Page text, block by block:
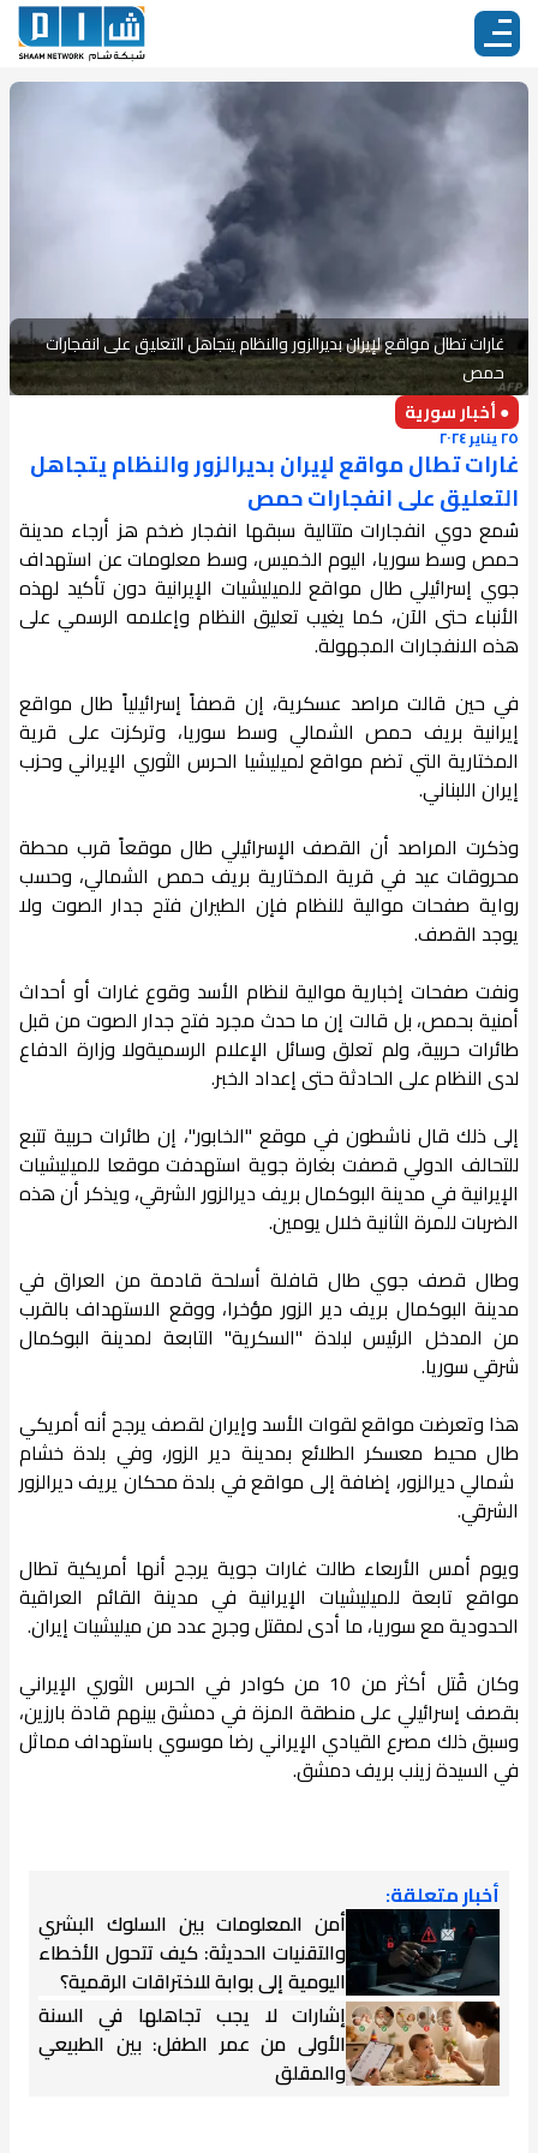
غارات تطال مواقع لإيران بديرالزور والنظام يتجاهل التعليق على انفجارات
حمص
● أخبار سورية
٢٥ يناير ٢٠٢٤
غارات تطال مواقع لإيران بديرالزور والنظام يتجاهل
التعليق على انفجارات حمص
سُمع دوي انفجارات متتالية سبقها انفجار ضخم هز أرجاء مدينة
حمص وسط سوريا، اليوم الخميس، وسط معلومات عن استهداف
جوي إسرائيلي طال مواقع للميليشيات الإيرانية دون تأكيد لهذه
الأنباء حتى الآن، كما يغيب تعليق النظام وإعلامه الرسمي على
هذه الانفجارات المجهولة.
في حين قالت مراصد عسكرية، إن قصفاً إسرائيلياً طال مواقع
إيرانية بريف حمص الشمالي وسط سوريا، وتركزت على قرية
المختارية التي تضم مواقع لميليشيا الحرس الثوري الإيراني وحزب
إيران اللبناني.
وذكرت المراصد أن القصف الإسرائيلي طال موقعاً قرب محطة
محروقات عيد في قرية المختارية بريف حمص الشمالي، وحسب
رواية صفحات موالية للنظام فإن الطيران فتح جدار الصوت ولا
يوجد القصف.
ونفت صفحات إخبارية موالية لنظام الأسد وقوع غارات أو أحداث
أمنية بحمص، بل قالت إن ما حدث مجرد فتح جدار الصوت من قبل
طائرات حربية، ولم تعلق وسائل الإعلام الرسميةولا وزارة الدفاع
لدى النظام على الحادثة حتى إعداد الخبر.
إلى ذلك قال ناشطون في موقع "الخابور"، إن طائرات حربية تتبع
للتحالف الدولي قصفت بغارة جوية استهدفت موقعا للميليشيات
الإيرانية في مدينة البوكمال بريف ديرالزور الشرقي، ويذكر أن هذه
الضربات للمرة الثانية خلال يومين.
وطال قصف جوي طال قافلة أسلحة قادمة من العراق في
مدينة البوكمال بريف دير الزور مؤخرا، ووقع الاستهداف بالقرب
من المدخل الرئيس لبلدة "السكرية" التابعة لمدينة البوكمال
شرقي سوريا.
هذا وتعرضت مواقع لقوات الأسد وإيران لقصف يرجح أنه أمريكي
طال محيط معسكر الطلائع بمدينة دير الزور، وفي بلدة خشام
شمالي ديرالزور، إضافة إلى مواقع في بلدة محكان يريف ديرالزور
الشرقي.
ويوم أمس الأربعاء طالت غارات جوية يرجح أنها أمريكية تطال
مواقع تابعة للميليشيات الإيرانية في مدينة القائم العراقية
الحدودية مع سوريا، ما أدى لمقتل وجرح عدد من ميليشيات إيران.
وكان قُتل أكثر من 10 من كوادر في الحرس الثوري الإيراني
بقصف إسرائيلي على منطقة المزة في دمشق بينهم قادة بارزين،
وسبق ذلك مصرع القيادي الإيراني رضا موسوي باستهداف مماثل
في السيدة زينب بريف دمشق.
أخبار متعلقة:
أمن المعلومات بين السلوك البشري
والتقنيات الحديثة: كيف تتحول الأخطاء
اليومية إلى بوابة للاختراقات الرقمية؟
إشارات لا يجب تجاهلها في السنة
الأولى من عمر الطفل: بين الطبيعي
والمقلق